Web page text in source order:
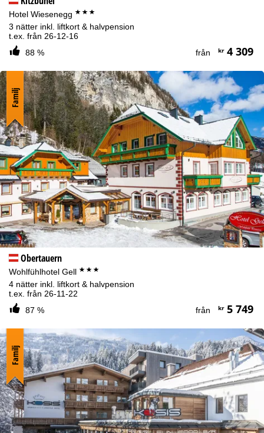
Hotel Wiesenegg ***
3 nätter inkl. liftkort & halvpension
t.ex. från 26-12-16
88 %
från kr4 309
Obertauern
Wohlfühlhotel Gell ***
4 nätter inkl. liftkort & halvpension
t.ex. från 26-11-22
87 %
från kr5 749
Familj
Familj